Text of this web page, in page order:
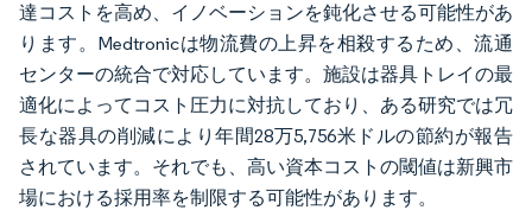
達コストを高め、イノベーションを鈍化させる可能性があ
ります。Medtronicは物流費の上昇を相殺するため、流通
センターの統合で対応しています。施設は器具トレイの最
適化によってコスト圧力に対抗しており、ある研究では冗
長な器具の削減により年間28万5,756米ドルの節約が報告
されています。それでも、高い資本コストの閾値は新興市
場における採用率を制限する可能性があります。